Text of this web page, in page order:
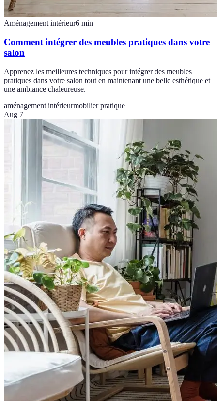
Aménagement intérieur6 min
Comment intégrer des meubles pratiques dans votre
salon
Apprenez les meilleures techniques pour intégrer des meubles
pratiques dans votre salon tout en maintenant une belle esthétique et
une ambiance chaleureuse.
aménagement intérieurmobilier pratique
Aug 7